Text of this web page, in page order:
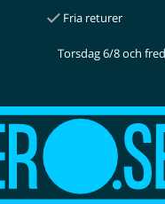
Fria returer
Torsdag 6/8 och